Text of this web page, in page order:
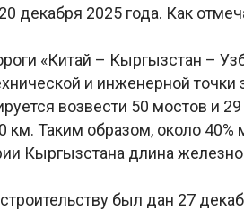
декабря 2025 года. Как
«Китай – Кыргызстан –
и инженерной точки
возвести 50 мостов и
км. Таким образом, около
Кыргызстана длина
был дан 27